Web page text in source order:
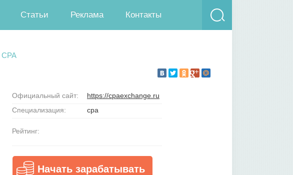
Статьи Реклама Контакты
CPA
Официальный сайт:
https://cpaexchange.ru
Специализация:
cpa
Рейтинг:
Начать зарабатывать